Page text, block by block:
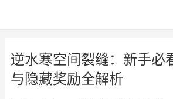
逆水寒空间裂缝：新手必
与隐藏奖励全解析